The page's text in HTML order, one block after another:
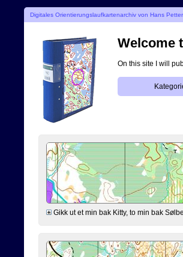
Digitales Orientierungslaufkartenarchiv von Hans
Welcome
On this site I will
Gikk ut et min bak Kitty, to min bak